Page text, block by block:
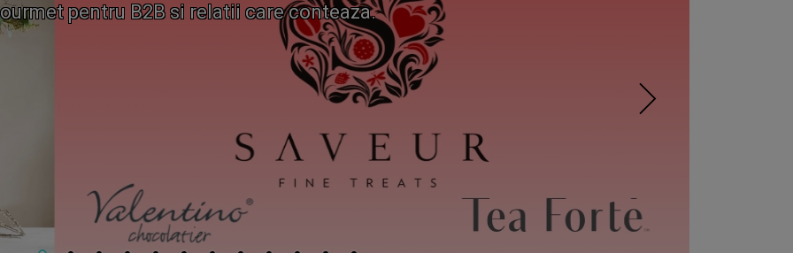
pentru B2B si relatii care conteaza.